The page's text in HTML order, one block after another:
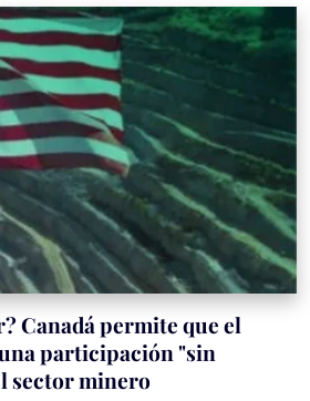
Canadá permite que el
participación "sin
sector minero